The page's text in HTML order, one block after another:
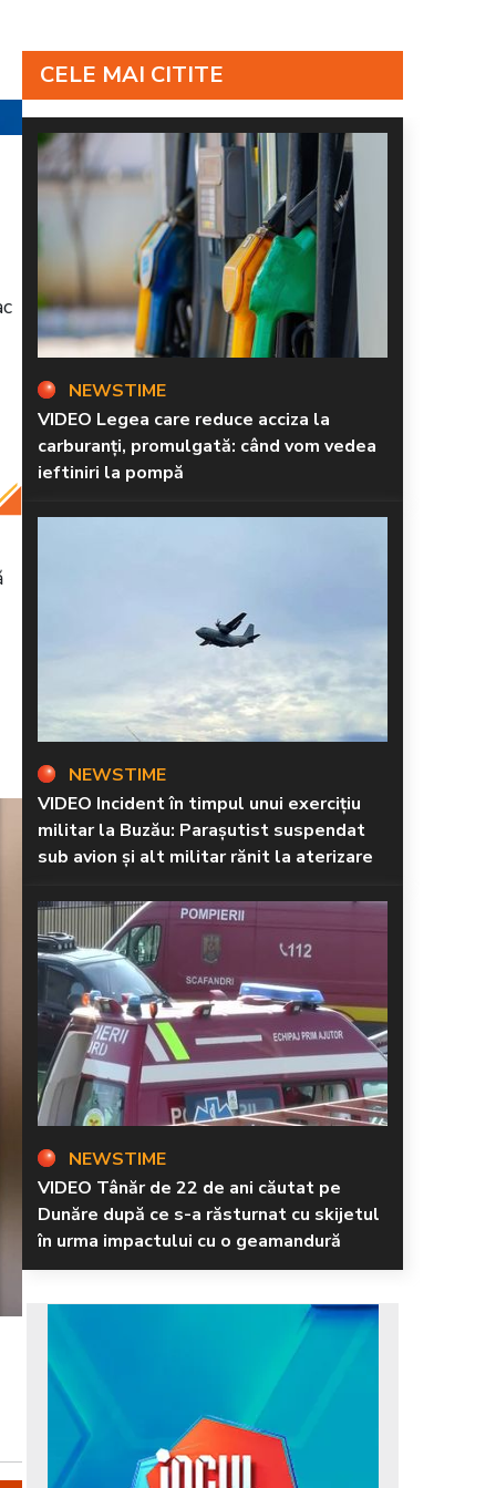
CELE MAI CITITE
NEWSTIME
VIDEO Legea care reduce acciza la
carburanți, promulgată: când vom vedea
ieftiniri la pompă
NEWSTIME
VIDEO Incident în timpul unui exercițiu
militar la Buzău: Parașutist suspendat
sub avion și alt militar rănit la aterizare
NEWSTIME
VIDEO Tânăr de 22 de ani căutat pe
Dunăre după ce s-a răsturnat cu skijetul
în urma impactului cu o geamandură